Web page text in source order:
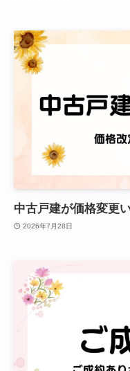
中古戸建が価格変更
2026年7月28日